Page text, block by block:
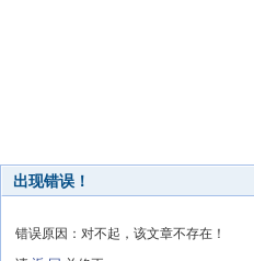
出现错误！
错误原因：对不起，该文章不存在！